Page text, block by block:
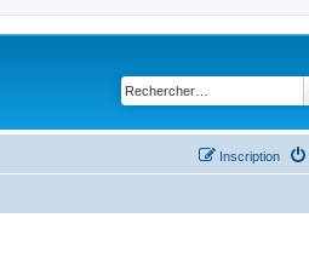
Inscription